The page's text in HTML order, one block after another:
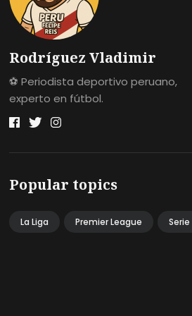
Rodríguez Vladimir
⚽ Periodista deportivo peruano,
experto en fútbol.
Popular topics
La Liga Premier League Serie